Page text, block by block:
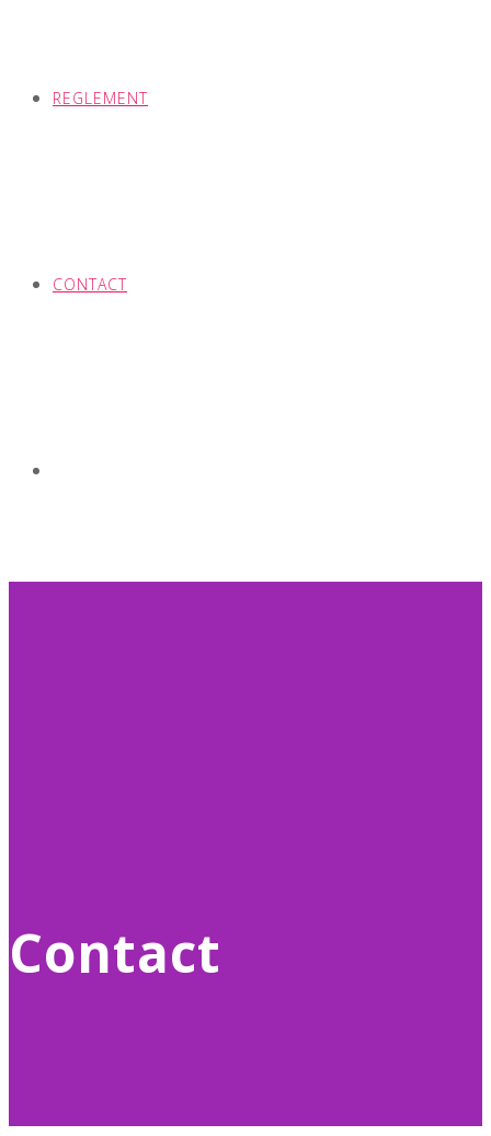
REGLEMENT
CONTACT
Contact